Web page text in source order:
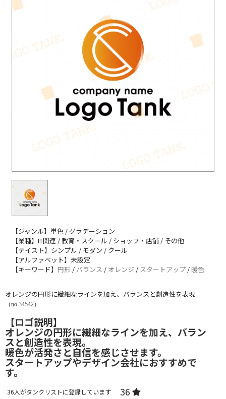
【ジャンル】単色 / グラデーション
【業種】IT関連 / 教育・スクール / ショップ・店舗 / その他
【テイスト】シンプル / モダン / クール
【アルファベット】未設定
【キーワード】 円形 / バランス / オレンジ / スタートアップ / 暖色
オレンジの円形に繊細なラインを加え、バランスと創造性を表現
（no.34542）
【ロゴ説明】
オレンジの円形に繊細なラインを加え、バラン
スと創造性を表現。
暖色が活発さと自信を感じさせます。
スタートアップやデザイン会社におすすめで
す。
36人がタンクリストに登録しています 36